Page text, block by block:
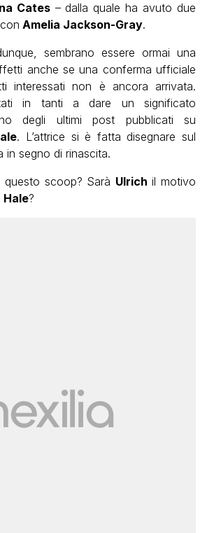
Cates– dalla quale ha avuto due
Amelia Jackson-Gray.
sembrano essere ormai una
anche se una conferma ufficiale
interessati non è ancora arrivata.
in tanti a dare un significato
degli ultimi post pubblicati su
. L’attrice si è fatta disegnare sul
in segno di rinascita.
questo scoop? Sarà Ulrich il motivo
Hale?